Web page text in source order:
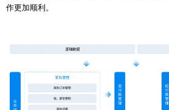
作更加顺利。